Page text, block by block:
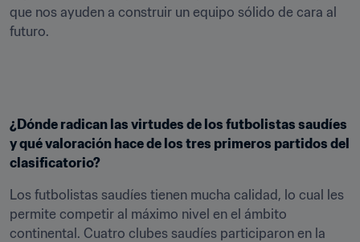
que nos ayuden a construir un equipo sólido de cara al
futuro.
¿Dónde radican las virtudes de los futbolistas saudíes
y qué valoración hace de los tres primeros partidos del
clasificatorio?
Los futbolistas saudíes tienen mucha calidad, lo cual les
permite competir al máximo nivel en el ámbito
continental. Cuatro clubes saudíes participaron en la